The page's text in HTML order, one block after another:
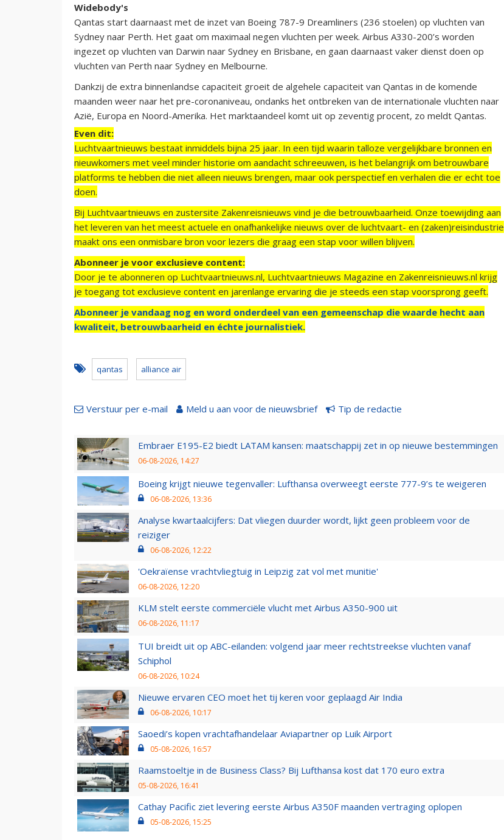
Widebody's
Qantas start daarnaast met de inzet van Boeing 787-9 Dreamliners (236 stoelen) op vluchten van
Sydney naar Perth. Het gaat om maximaal negen vluchten per week. Airbus A330-200’s worden
ingezet op vluchten van Darwin naar Sydney en Brisbane, en gaan daarnaast vaker dienst doen op
vluchten van Perth naar Sydney en Melbourne.
Dankzij de extra binnenlandse capaciteit groeit de algehele capaciteit van Qantas in de komende
maanden weer naar het pre-coronaniveau, ondanks het ontbreken van de internationale vluchten naar
Azië, Europa en Noord-Amerika. Het marktaandeel komt uit op zeventig procent, zo meldt Qantas.
Even dit:
Luchtvaartnieuws bestaat inmiddels bijna 25 jaar. In een tijd waarin talloze vergelijkbare bronnen en
nieuwkomers met veel minder historie om aandacht schreeuwen, is het belangrijk om betrouwbare
platforms te hebben die niet alleen nieuws brengen, maar ook perspectief en verhalen die er echt toe
doen.
Bij Luchtvaartnieuws en zustersite Zakenreisnieuws vind je die betrouwbaarheid. Onze toewijding aan
het leveren van het meest actuele en onafhankelijke nieuws over de luchtvaart- en (zaken)reisindustrie
maakt ons een onmisbare bron voor lezers die graag een stap voor willen blijven.
Abonneer je voor exclusieve content:
Door je te abonneren op Luchtvaartnieuws.nl, Luchtvaartnieuws Magazine en Zakenreisnieuws.nl krijg
je toegang tot exclusieve content en jarenlange ervaring die je steeds een stap voorsprong geeft.
Abonneer je vandaag nog en word onderdeel van een gemeenschap die waarde hecht aan
kwaliteit, betrouwbaarheid en échte journalistiek.
qantas alliance air
Verstuur per e-mail Meld u aan voor de nieuwsbrief Tip de redactie
Embraer E195-E2 biedt LATAM kansen: maatschappij zet in op nieuwe bestemmingen
06-08-2026, 14:27
Boeing krijgt nieuwe tegenvaller: Lufthansa overweegt eerste 777-9’s te weigeren
06-08-2026, 13:36
Analyse kwartaalcijfers: Dat vliegen duurder wordt, lijkt geen probleem voor de
reiziger
06-08-2026, 12:22
'Oekraïense vrachtvliegtuig in Leipzig zat vol met munitie'
06-08-2026, 12:20
KLM stelt eerste commerciële vlucht met Airbus A350-900 uit
06-08-2026, 11:17
TUI breidt uit op ABC-eilanden: volgend jaar meer rechtstreekse vluchten vanaf
Schiphol
06-08-2026, 10:24
Nieuwe ervaren CEO moet het tij keren voor geplaagd Air India
06-08-2026, 10:17
Saoedi’s kopen vrachtafhandelaar Aviapartner op Luik Airport
05-08-2026, 16:57
Raamstoeltje in de Business Class? Bij Lufthansa kost dat 170 euro extra
05-08-2026, 16:41
Cathay Pacific ziet levering eerste Airbus A350F maanden vertraging oplopen
05-08-2026, 15:25